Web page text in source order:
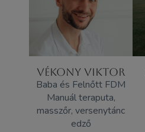
VÉKONY VIKTOR
Baba és Felnőtt FDM
Manuál teraputa,
masszőr, versenytánc
edző